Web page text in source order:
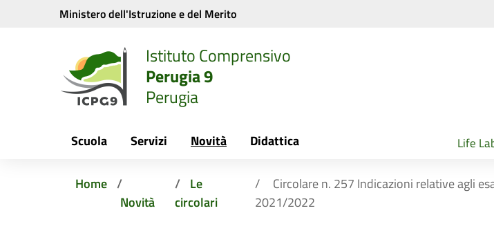
Vai ai contenuti
Vai al menu di navigazione
Ministero dell'Istruzione e del Merito
Istituto Comprensivo
Perugia 9
Perugia
Scuola Servizi Novità Didattica Life
Home
Novità
Le
circolari
Circolare n. 257 Indicazioni relative agli
2021/2022